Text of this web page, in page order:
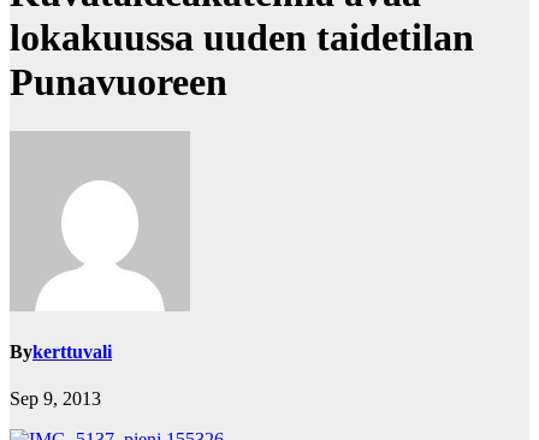
lokakuussa uuden taidetilan
Punavuoreen
Bykerttuvali
Sep 9, 2013